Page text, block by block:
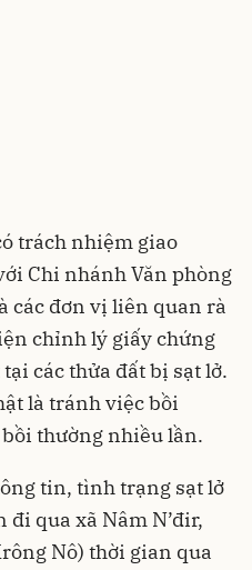
trách nhiệm giao
Chi nhánh Văn phòng
các đơn vị liên quan rà
chỉnh lý giấy chứng
các thửa đất bị sạt lở.
là tránh việc bồi
thường nhiều lần.
tin, tình trạng sạt lở
đi qua xã Nâm N’đir,
Nô) thời gian qua